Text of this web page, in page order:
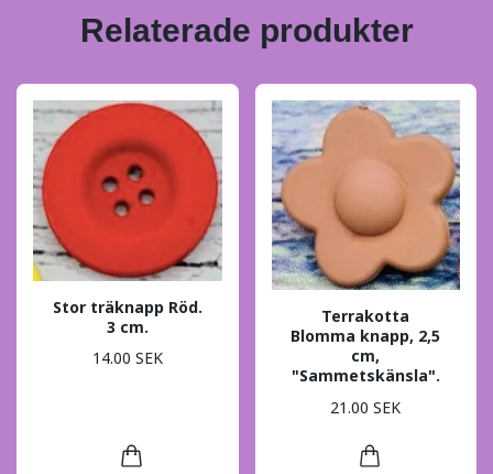
Relaterade produkter
Stor träknapp Röd.
3 cm.
14.00 SEK
Terrakotta
Blomma knapp, 2,5
cm,
"Sammetskänsla".
21.00 SEK